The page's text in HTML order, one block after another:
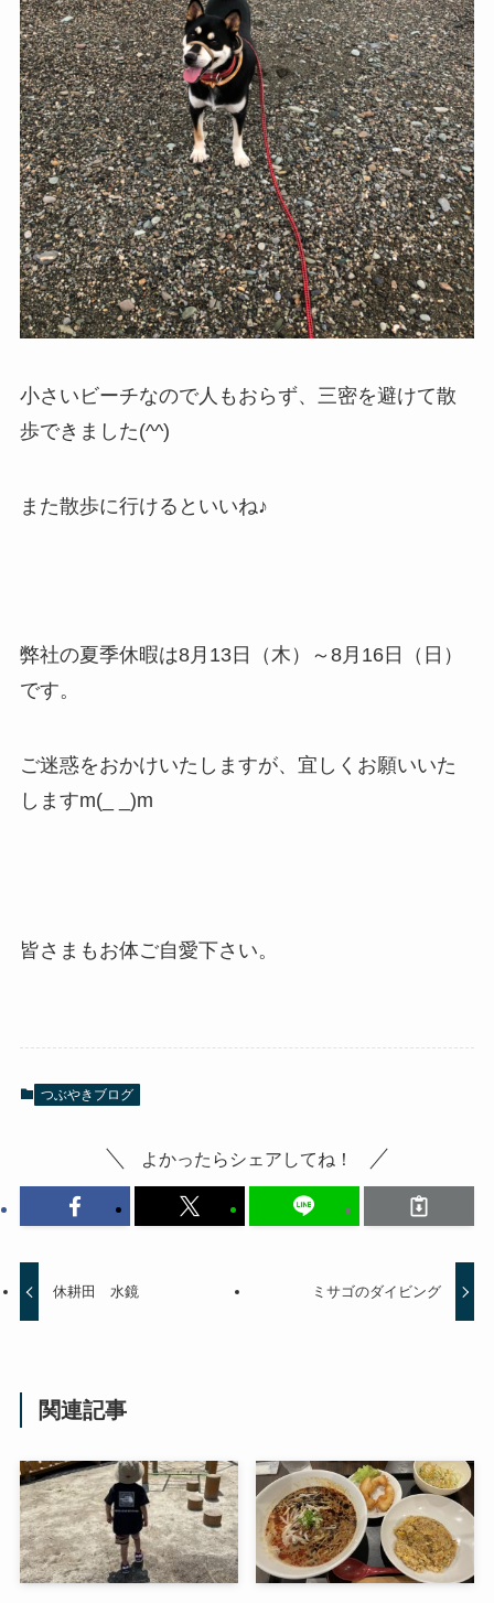
小さいビーチなので人もおらず、三密を避けて散
歩できました(^^)
また散歩に行けるといいね♪
弊社の夏季休暇は8月13日（木）～8月16日（日）
です。
ご迷惑をおかけいたしますが、宜しくお願いいた
しますm(_ _)m
皆さまもお体ご自愛下さい。
つぶやきブログ
よかったらシェアしてね！
休耕田 水鏡 ミサゴのダイビング
関連記事